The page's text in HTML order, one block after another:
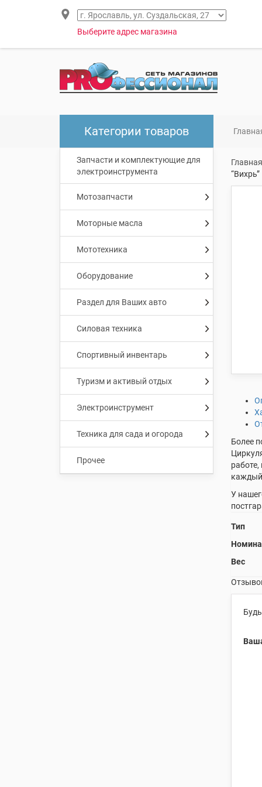
Выберите адрес магазина
Категории товаров
Запчасти и комплектующие для
электроинструмента
Мотозапчасти
Моторные масла
Мототехника
Оборудование
Раздел для Ваших авто
Силовая техника
Спортивный инвентарь
Туризм и активый отдых
Электроинструмент
Техника для сада и огорода
Прочее
Главная
“Вихрь”
Более
каждый
У
Тип
Вес